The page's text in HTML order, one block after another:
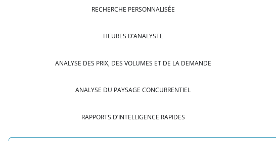
RECHERCHE PERSONNALISÉE
HEURES D’ANALYSTE
ANALYSE DES PRIX, DES VOLUMES ET DE LA DEMANDE
ANALYSE DU PAYSAGE CONCURRENTIEL
RAPPORTS D’INTELLIGENCE RAPIDES